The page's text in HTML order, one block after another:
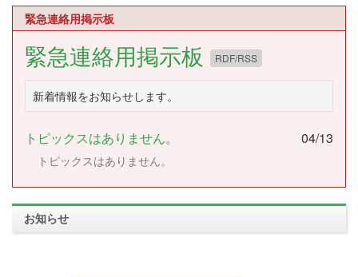
緊急連絡用掲示板
緊急連絡用掲示板 RDF/RSS
新着情報をお知らせします。
トピックスはありません。 04/13
トピックスはありません。
お知らせ